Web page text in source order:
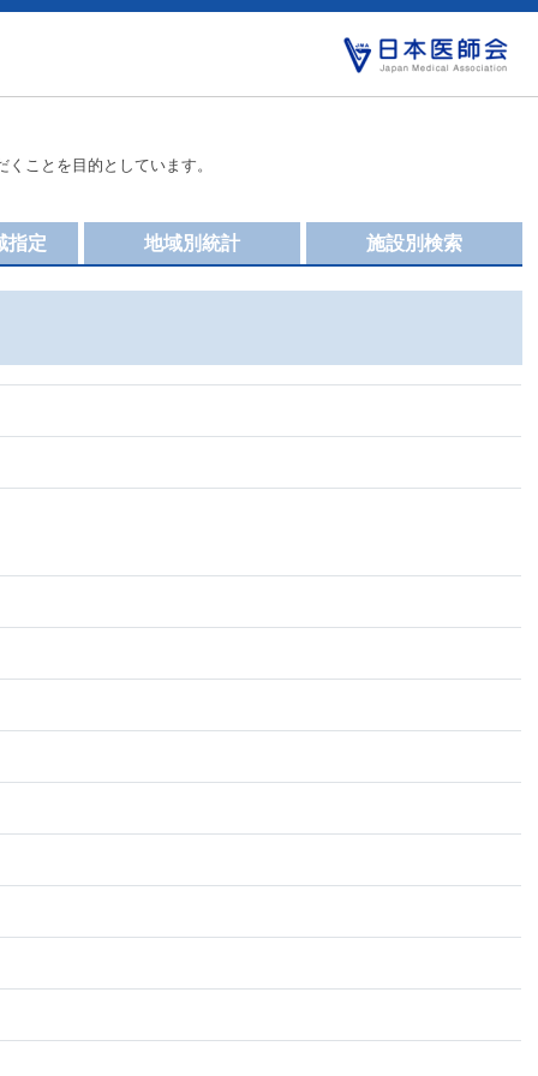
ことを目的としています。
施設別検索
地域別統計
指定